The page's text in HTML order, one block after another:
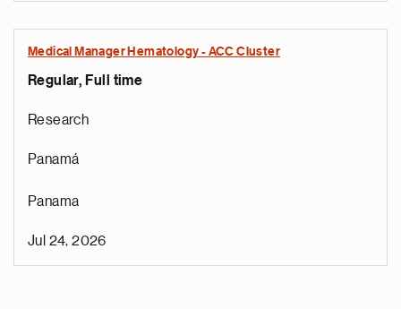
Medical Manager Hematology - ACC Cluster
Regular, Full time
Research
Panamá
Panama
Jul 24, 2026